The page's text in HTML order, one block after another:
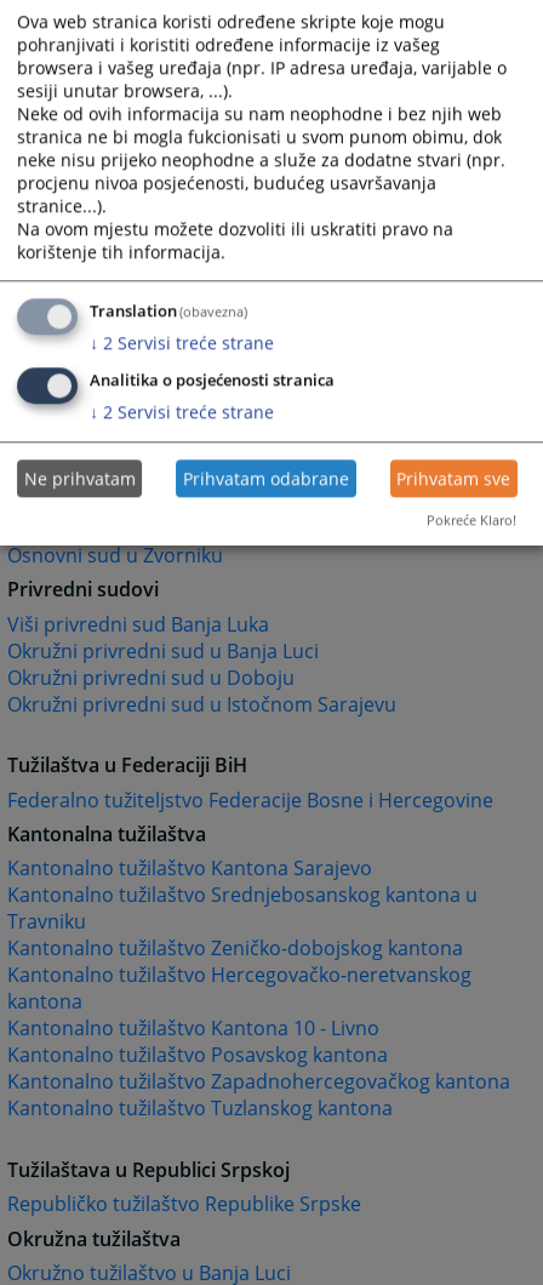
Okružni sud u Istočnom Sarajevu
Okružni sud u Trebinju
Osnovni sudovi
Osnovni sud u Bijeljini
Osnovni sud u Derventi
Osnovni sud u Doboju
Osnovni sud u Foči
Osnovni sud u Gradišci
Osnovni sud u Kotor Varošu
Osnovni sud u Modriči
Osnovni sud u Mrkonjić Gradu
Osnovni sud u Novom Gradu
Osnovni sud u Prijedoru
Osnovni sud u Prnjavoru
Osnovni sud u Sokocu
Osnovni sud u Srebrenici
Osnovni sud u Tesliću
Osnovni sud u Trebinju
Osnovni sud u Višegradu
Osnovni sud u Zvorniku
Privredni sudovi
Viši privredni sud Banja Luka
Okružni privredni sud u Banja Luci
Okružni privredni sud u Doboju
Okružni privredni sud u Istočnom Sarajevu
Tužilaštva u Federaciji BiH
Federalno tužiteljstvo Federacije Bosne i Hercegovine
Kantonalna tužilaštva
Kantonalno tužilaštvo Kantona Sarajevo
Kantonalno tužilaštvo Srednjebosanskog kantona u
Travniku
Kantonalno tužilaštvo Zeničko-dobojskog kantona
Kantonalno tužilaštvo Hercegovačko-neretvanskog
kantona
Kantonalno tužilaštvo Kantona 10 - Livno
Kantonalno tužilaštvo Posavskog kantona
Kantonalno tužilaštvo Zapadnohercegovačkog kantona
Kantonalno tužilaštvo Tuzlanskog kantona
Tužilaštava u Republici Srpskoj
Republičko tužilaštvo Republike Srpske
Okružna tužilaštva
Okružno tužilaštvo u Banja Luci
Ova web stranica koristi određene skripte koje mogu
pohranjivati i koristiti određene informacije iz vašeg
browsera i vašeg uređaja (npr. IP adresa uređaja, varijable o
sesiji unutar browsera, ...).
Neke od ovih informacija su nam neophodne i bez njih web
stranica ne bi mogla fukcionisati u svom punom obimu, dok
neke nisu prijeko neophodne a služe za dodatne stvari (npr.
procjenu nivoa posjećenosti, budućeg usavršavanja
stranice...).
Na ovom mjestu možete dozvoliti ili uskratiti pravo na
korištenje tih informacija.
Translation(obavezna)
↓ 2 Servisi treće strane
Analitika o posjećenosti stranica
↓ 2 Servisi treće strane
Ne prihvatam Prihvatam odabrane Prihvatam sve
Pokreće Klaro!